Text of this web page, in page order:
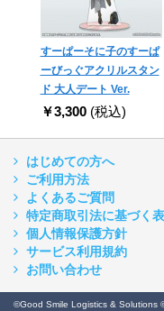
すーぱーそに子のすーぱ
ーびっぐアクリルスタン
ド 大人デート Ver.
￥3,300 (税込)
はじめての方へ
ご利用方法
よくあるご質問
特定商取引法に基づく
個人情報保護方針
サービス利用規約
お問い合わせ
©Good Smile Logistics & Solutions